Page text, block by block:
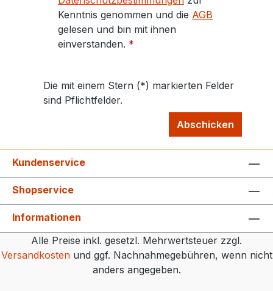
Kenntnis genommen und die AGB
gelesen und bin mit ihnen
einverstanden. *
Die mit einem Stern (*) markierten Felder
sind Pflichtfelder.
Abschicken
Kundenservice
Shopservice
Informationen
Alle Preise inkl. gesetzl. Mehrwertsteuer zzgl.
Versandkostenund ggf. Nachnahmegebühren, wenn nicht
anders angegeben.